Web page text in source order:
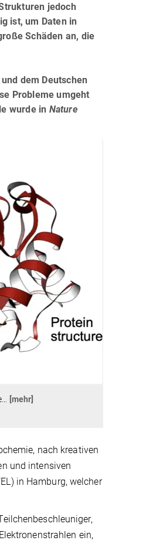
jedoch
ist, um Daten in
Schäden an, die
dem Deutschen
Probleme umgeht
wurde in Nature
[mehr]
nach kreativen
und intensiven
in Hamburg, welcher
ein,